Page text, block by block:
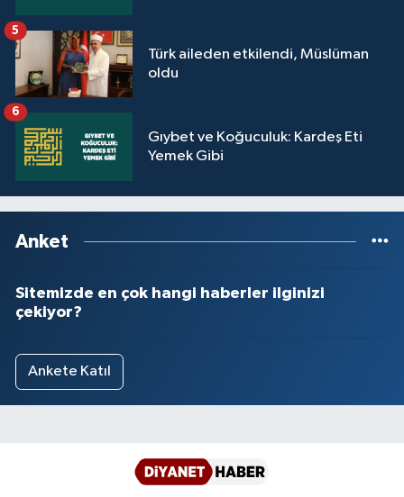
Türk aileden etkilendi, Müslüman
oldu
5
Gıybet ve Koğuculuk: Kardeş Eti
Yemek Gibi
6
Anket
Sitemizde en çok hangi haberler ilginizi
çekiyor?
Ankete Katıl